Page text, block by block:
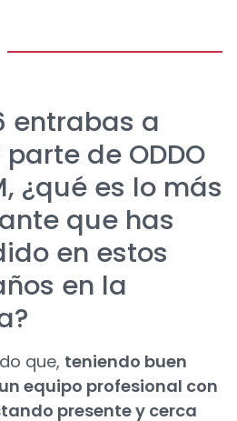
entrabas a
de ODDO
¿qué es lo más
que has
en estos
en la
que, teniendo buen
equipo profesional con
presente y cerca